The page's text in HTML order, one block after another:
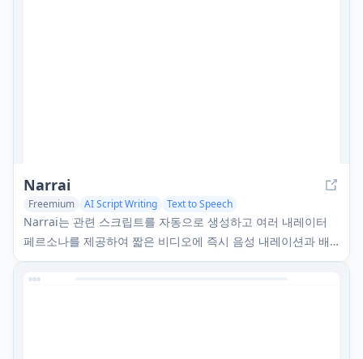
Narrai
Freemium AI Script Writing Text to Speech
Narrai는 관련 스크립트를 자동으로 생성하고 여러 내레이터
페르소나를 제공하여 짧은 비디오에 즉시 음성 내레이션과 배
경 음악을 생성하는 AI 기반 모바일 앱입니다.